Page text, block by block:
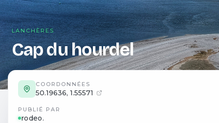
LANCHÈRES
Cap du hourdel
COORDONNÉES
50.19636, 1.55571
PUBLIÉ PAR
rodeo.